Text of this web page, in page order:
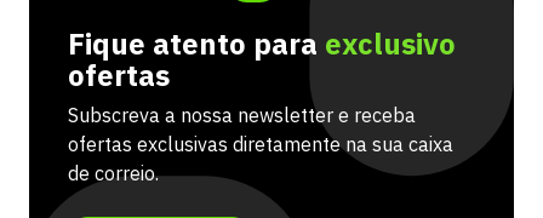
Fique atento para exclusivo
ofertas
Subscreva a nossa newsletter e receba
ofertas exclusivas diretamente na sua caixa
de correio.